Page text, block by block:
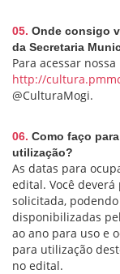
05. Onde consigo
da Secretaria
Para acessar
http://
@CulturaMogi.
06. Como faço
utilização?
As datas para
edital. Você
solicitada,
disponibilizadas
ao ano para uso e
para utilização
no edital.